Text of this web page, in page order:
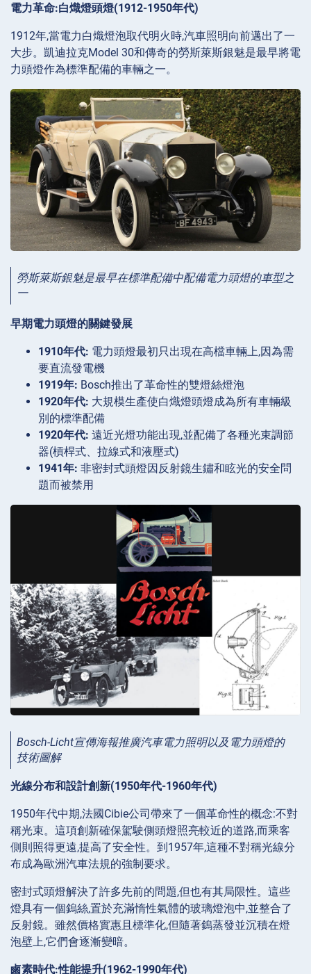
電力革命:白熾燈頭燈(1912-1950年代)
1912年,當電力白熾燈泡取代明火時,汽車照明向前邁出了一
大步。凱迪拉克Model 30和傳奇的勞斯萊斯銀魅是最早將電
力頭燈作為標準配備的車輛之一。
勞斯萊斯銀魅是最早在標準配備中配備電力頭燈的車型之
一
早期電力頭燈的關鍵發展
1910年代: 電力頭燈最初只出現在高檔車輛上,因為需
要直流發電機
1919年: Bosch推出了革命性的雙燈絲燈泡
1920年代: 大規模生產使白熾燈頭燈成為所有車輛級
別的標準配備
1920年代: 遠近光燈功能出現,並配備了各種光束調節
器(槓桿式、拉線式和液壓式)
1941年: 非密封式頭燈因反射鏡生鏽和眩光的安全問
題而被禁用
Bosch-Licht宣傳海報推廣汽車電力照明以及電力頭燈的
技術圖解
光線分布和設計創新(1950年代-1960年代)
1950年代中期,法國Cibie公司帶來了一個革命性的概念:不對
稱光束。這項創新確保駕駛側頭燈照亮較近的道路,而乘客
側則照得更遠,提高了安全性。到1957年,這種不對稱光線分
布成為歐洲汽車法規的強制要求。
密封式頭燈解決了許多先前的問題,但也有其局限性。這些
燈具有一個鎢絲,置於充滿惰性氣體的玻璃燈泡中,並整合了
反射鏡。雖然價格實惠且標準化,但隨著鎢蒸發並沉積在燈
泡壁上,它們會逐漸變暗。
鹵素時代:性能提升(1962-1990年代)